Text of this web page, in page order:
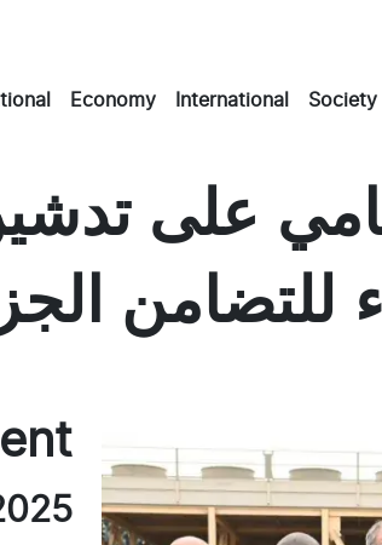
Economy International Society
على
للتضامن